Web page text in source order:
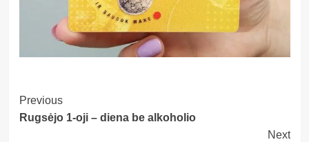
Post
Navigation
Previous
Rugsėjo 1-oji – diena be alkoholio
Next